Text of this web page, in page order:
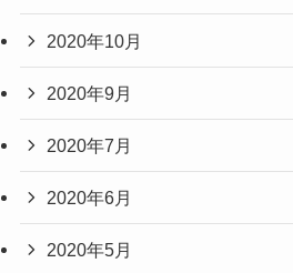
2020年10月
2020年9月
2020年7月
2020年6月
2020年5月